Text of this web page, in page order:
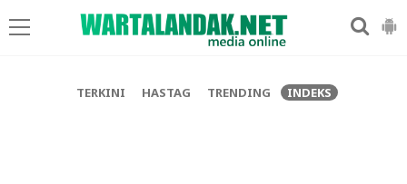
TERKINI HASTAG TRENDING INDEKS